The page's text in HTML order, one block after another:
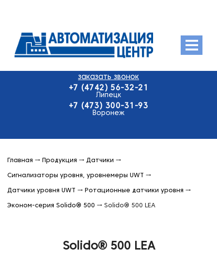
Menu
О компании
Продукция
Оплата и доставка
заказать звонок
+7 (4742) 56-32-21
Липецк
+7 (473) 300-31-93
Воронеж
Главная → Продукция → Датчики →
Сигнализаторы уровня, уровнемеры UWT →
Датчики уровня UWT → Ротационные датчики уровня →
Эконом-серия Solido® 500 → Solido® 500 LEA
Solido® 500 LEA